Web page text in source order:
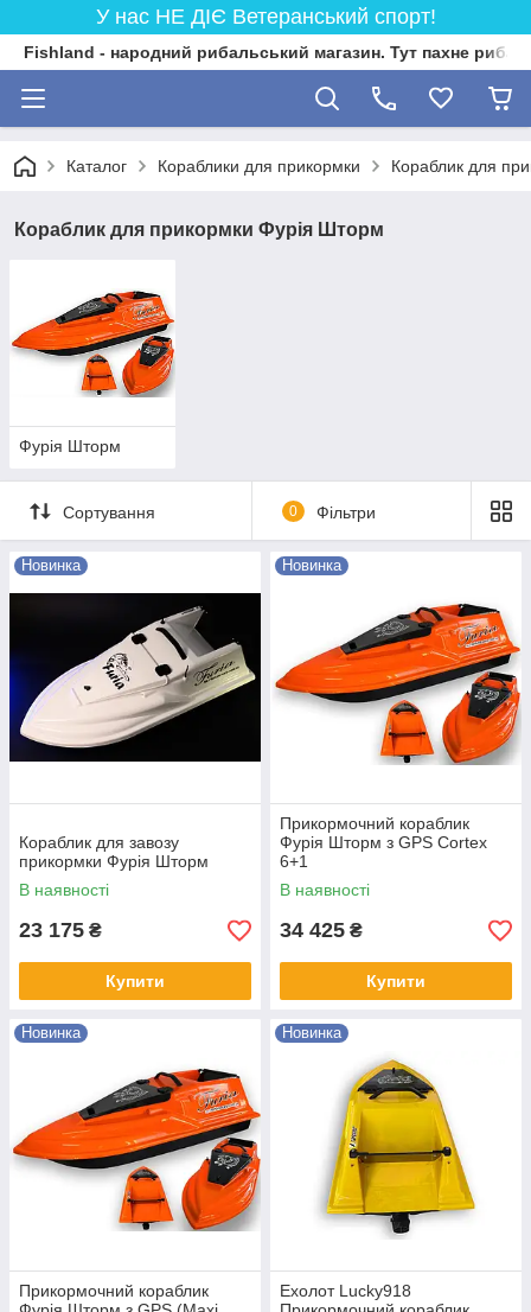
У нас НЕ ДІЄ Ветеранський спорт!
Fishland - народний рибальський магазин. Тут пахне
Каталог Кораблики для прикормки Кораблик для
Кораблик для прикормки Фурія Шторм
Фурія Шторм
Сортування 0 Фільтри
Новинка
Кораблик для завозу
прикормки Фурія Шторм
В наявності
23 175 ₴
Купити
Новинка
Прикормочний кораблик
Фурія Шторм з GPS Cortex
6+1
В наявності
34 425 ₴
Купити
Новинка
Прикормочний кораблик
Новинка
Ехолот Lucky918